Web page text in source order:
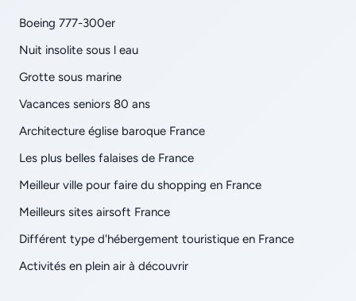
Boeing 777-300er
Nuit insolite sous l eau
Grotte sous marine
Vacances seniors 80 ans
Architecture église baroque France
Les plus belles falaises de France
Meilleur ville pour faire du shopping en France
Meilleurs sites airsoft France
Différent type d'hébergement touristique en France
Activités en plein air à découvrir